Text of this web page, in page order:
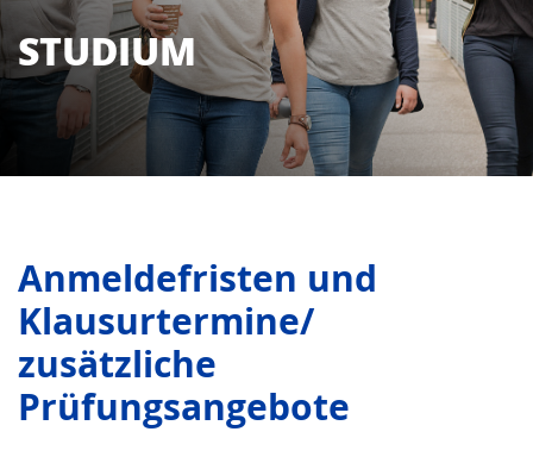
STUDIUM
Anmeldefristen und
Klausurtermine/
zusätzliche
Prüfungsangebote